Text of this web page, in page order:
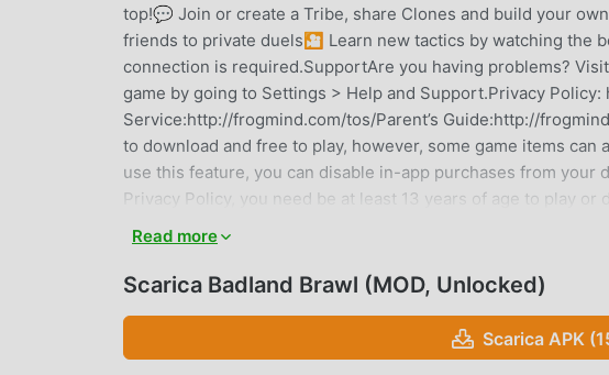
top!💬 Join or create a Tribe, share Clones and build your
friends to private duels🎦 Learn new tactics by watching the
connection is required.SupportAre you having problems?
game by going to Settings > Help and Support.Privacy
Service:http://frogmind.com/tos/Parent’s Guide:http://
to download and free to play, however, some game items
use this feature, you can disable in-app purchases from your
Privacy Policy, you need be at least 13 years of age to play or
http://www.facebook.com/BadlandBrawl/ Twitter - https://
BADLAND BRAWL INTRODUZIONE
Badland Brawl Essendo un gioco strategy molto popolare di
Read more
Scarica Badland Brawl (MOD, Unlocked)
Scarica APK